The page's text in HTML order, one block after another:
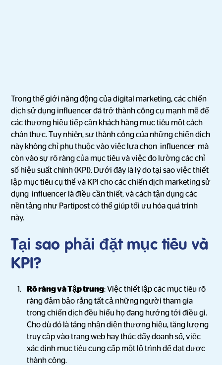
Trong thế giới năng động của digital marketing, các chiến
dịch sử dụng influencer đã trở thành công cụ mạnh mẽ để
các thương hiệu tiếp cận khách hàng mục tiêu một cách
chân thực. Tuy nhiên, sự thành công của những chiến dịch
này không chỉ phụ thuộc vào việc lựa chọn influencer mà
còn vào sự rõ ràng của mục tiêu và việc đo lường các chỉ
số hiệu suất chính (KPI). Dưới đây là lý do tại sao việc thiết
lập mục tiêu cụ thể và KPI cho các chiến dịch marketing sử
dụng influencer là điều cần thiết, và cách tận dụng các
nền tảng như Partipost có thể giúp tối ưu hóa quá trình
này.
Tại sao phải đặt mục tiêu và
KPI?
Rõ ràng và Tập trung: Việc thiết lập các mục tiêu rõ
ràng đảm bảo rằng tất cả những người tham gia
trong chiến dịch đều hiểu họ đang hướng tới điều gì.
Cho dù đó là tăng nhận diện thương hiệu, tăng lượng
truy cập vào trang web hay thúc đẩy doanh số, việc
xác định mục tiêu cung cấp một lộ trình để đạt được
thành công.